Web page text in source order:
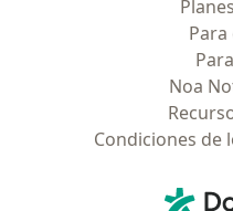
Noa
Condiciones de